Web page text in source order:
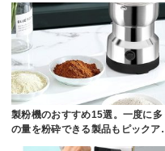
製粉機のおすすめ15選。一度に多
の量を粉砕できる製品もピック